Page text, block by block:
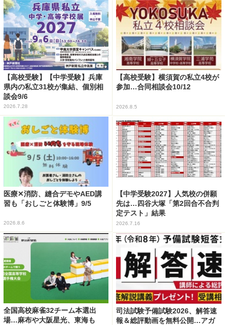
【高校受験】【中学受験】兵庫
県内の私立31校が集結、個別相
談会9/6
2026.7.28
【高校受験】横須賀の私立4校が
参加…合同相談会10/12
2026.8.5
医療✕消防、縫合デモやAED講
習も「おしごと体験博」9/5
2026.8.6
【中学受験2027】人気校の併願
先は…四谷大塚「第2回合不合判
定テスト」結果
2026.7.16
全国高校麻雀32チーム本選出
場…麻布や大阪星光、東海も
司法試験予備試験2026、解答速
報＆総評動画を無料公開…アガ